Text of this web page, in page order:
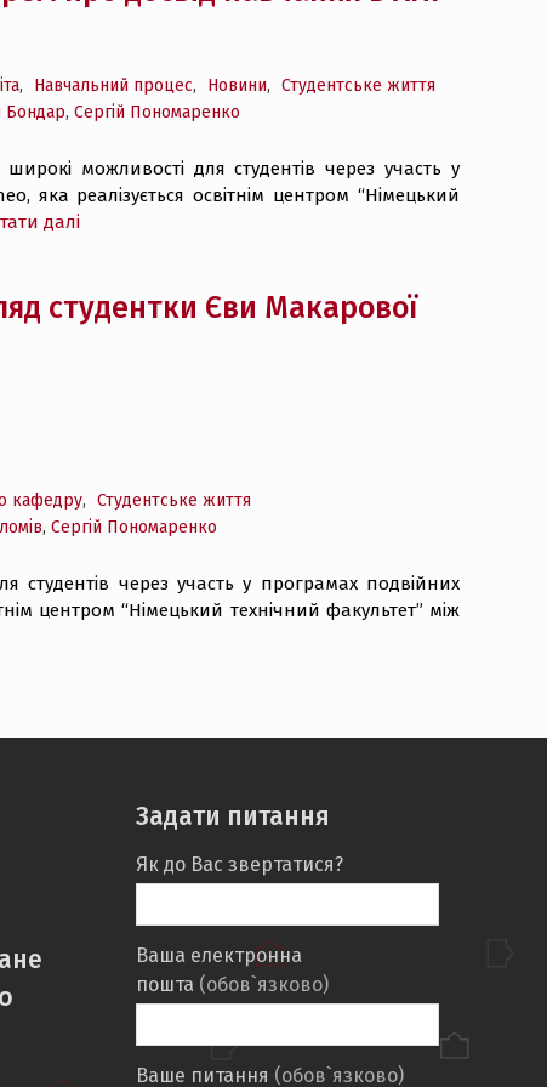
, Навчальний процес, Новини, Студентське життя
Бондар, Сергій Пономаренко
широкі можливості для студентів через участь у
яка реалізується освітнім центром “Німецький
далі
студентки Єви Макарової
кафедру, Студентське життя
, Сергій Пономаренко
студентів через участь у програмах подвійних
центром “Німецький технічний факультет” між
Задати питання
Як до Вас звертатися?
Ваша електронна
пошта (обов`язково)
Ваше питання (обов`язково)